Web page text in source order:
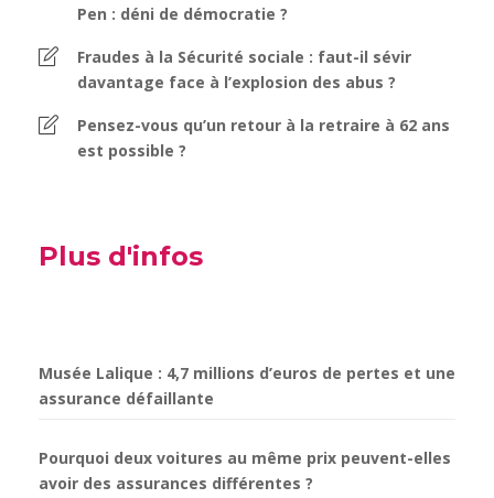
Pen : déni de démocratie ?
Fraudes à la Sécurité sociale : faut-il sévir
davantage face à l’explosion des abus ?
Pensez-vous qu’un retour à la retraire à 62 ans
est possible ?
Plus d'infos
Musée Lalique : 4,7 millions d’euros de pertes et une
assurance défaillante
Pourquoi deux voitures au même prix peuvent-elles
avoir des assurances différentes ?